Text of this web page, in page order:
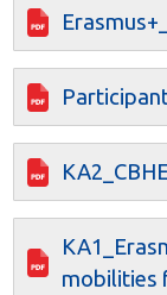
mobilities